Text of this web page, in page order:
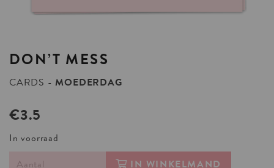
DON’T MESS
CARDS MOEDERDAG
€3.5
In voorraad
IN WINKELMAND